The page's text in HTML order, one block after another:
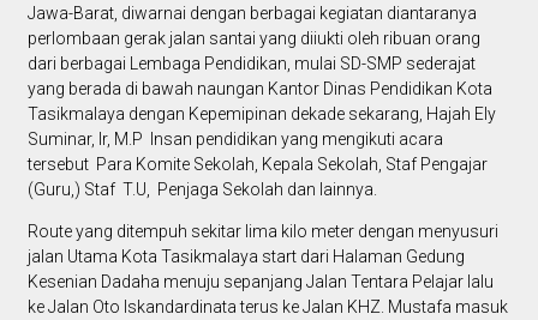
Jawa-Barat, diwarnai dengan berbagai kegiatan diantaranya
perlombaan gerak jalan santai yang diiukti oleh ribuan orang
dari berbagai Lembaga Pendidikan, mulai SD-SMP sederajat
yang berada di bawah naungan Kantor Dinas Pendidikan Kota
Tasikmalaya dengan Kepemipinan dekade sekarang, Hajah Ely
Suminar, Ir, M.P Insan pendidikan yang mengikuti acara
tersebut Para Komite Sekolah, Kepala Sekolah, Staf Pengajar
(Guru,) Staf T.U, Penjaga Sekolah dan lainnya.
Route yang ditempuh sekitar lima kilo meter dengan menyusuri
jalan Utama Kota Tasikmalaya start dari Halaman Gedung
Kesenian Dadaha menuju sepanjang Jalan Tentara Pelajar lalu
ke Jalan Oto Iskandardinata terus ke Jalan KHZ. Mustafa masuk